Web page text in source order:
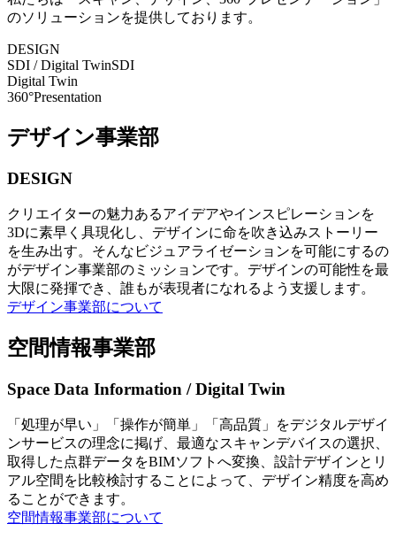
のソリューションを提供しております。
DESIGN
SDI / Digital TwinSDI
Digital Twin
360°Presentation
デザイン事業部
DESIGN
クリエイターの魅力あるアイデアやインスピレーションを
3Dに素早く具現化し、デザインに命を吹き込みストーリー
を生み出す。そんなビジュアライゼーションを可能にするの
がデザイン事業部のミッションです。デザインの可能性を最
大限に発揮でき、誰もが表現者になれるよう支援します。
デザイン事業部について
空間情報事業部
Space Data Information / Digital Twin
「処理が早い」「操作が簡単」「高品質」をデジタルデザイ
ンサービスの理念に掲げ、最適なスキャンデバイスの選択、
取得した点群データをBIMソフトへ変換、設計デザインとリ
アル空間を比較検討することによって、デザイン精度を高め
ることができます。
空間情報事業部について